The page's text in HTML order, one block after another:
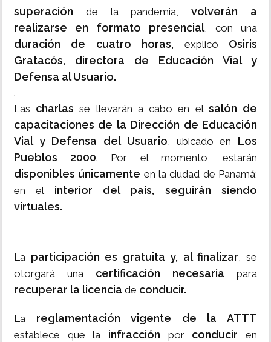
superación de la pandemia, volverán a
realizarse en formato presencial, con una
duración de cuatro horas, explicó Osiris
Gratacós, directora de Educación Vial y
Defensa al Usuario.
.
Las charlas se llevarán a cabo en el salón de
capacitaciones de la Dirección de Educación
Vial y Defensa del Usuario, ubicado en Los
Pueblos 2000. Por el momento, estarán
disponibles únicamente en la ciudad de Panamá;
en el interior del país, seguirán siendo
virtuales.
La participación es gratuita y, al finalizar, se
otorgará una certificación necesaria para
recuperar la licencia de conducir.
La reglamentación vigente de la ATTT
establece que la infracción porconducir en